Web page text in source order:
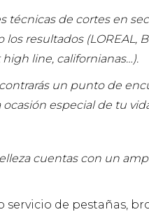
técnicas de cortes en
resultados (LOREAL,
line, californianas…).
un punto de
especial de tu
cuentas con un
servicio de pestañas,